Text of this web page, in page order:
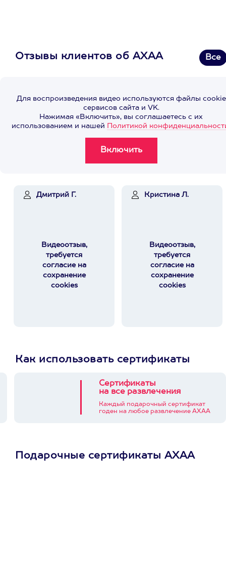
Отзывы клиентов об АХАА Все
Для воспроизведения видео используются файлы cookie
сервисов сайта и VK.
Нажимая «Включить», вы соглашаетесь с их
использованием и нашей Политикой
Дмитрий Г.
Видеоотзыв,
требуется
согласие на
сохранение
cookies
Кристина Л.
Видеоотзыв,
требуется
согласие на
сохранение
cookies
Как использовать сертификаты
Сертификаты
на все развлечения
Каждый подарочный сертификат
годен на любое развлечение АХАА
Подарочные сертификаты АХАА